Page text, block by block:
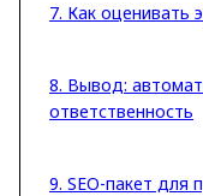
7. Как оценивать
8. Вывод:
ответственность
9. SEO-пакет для